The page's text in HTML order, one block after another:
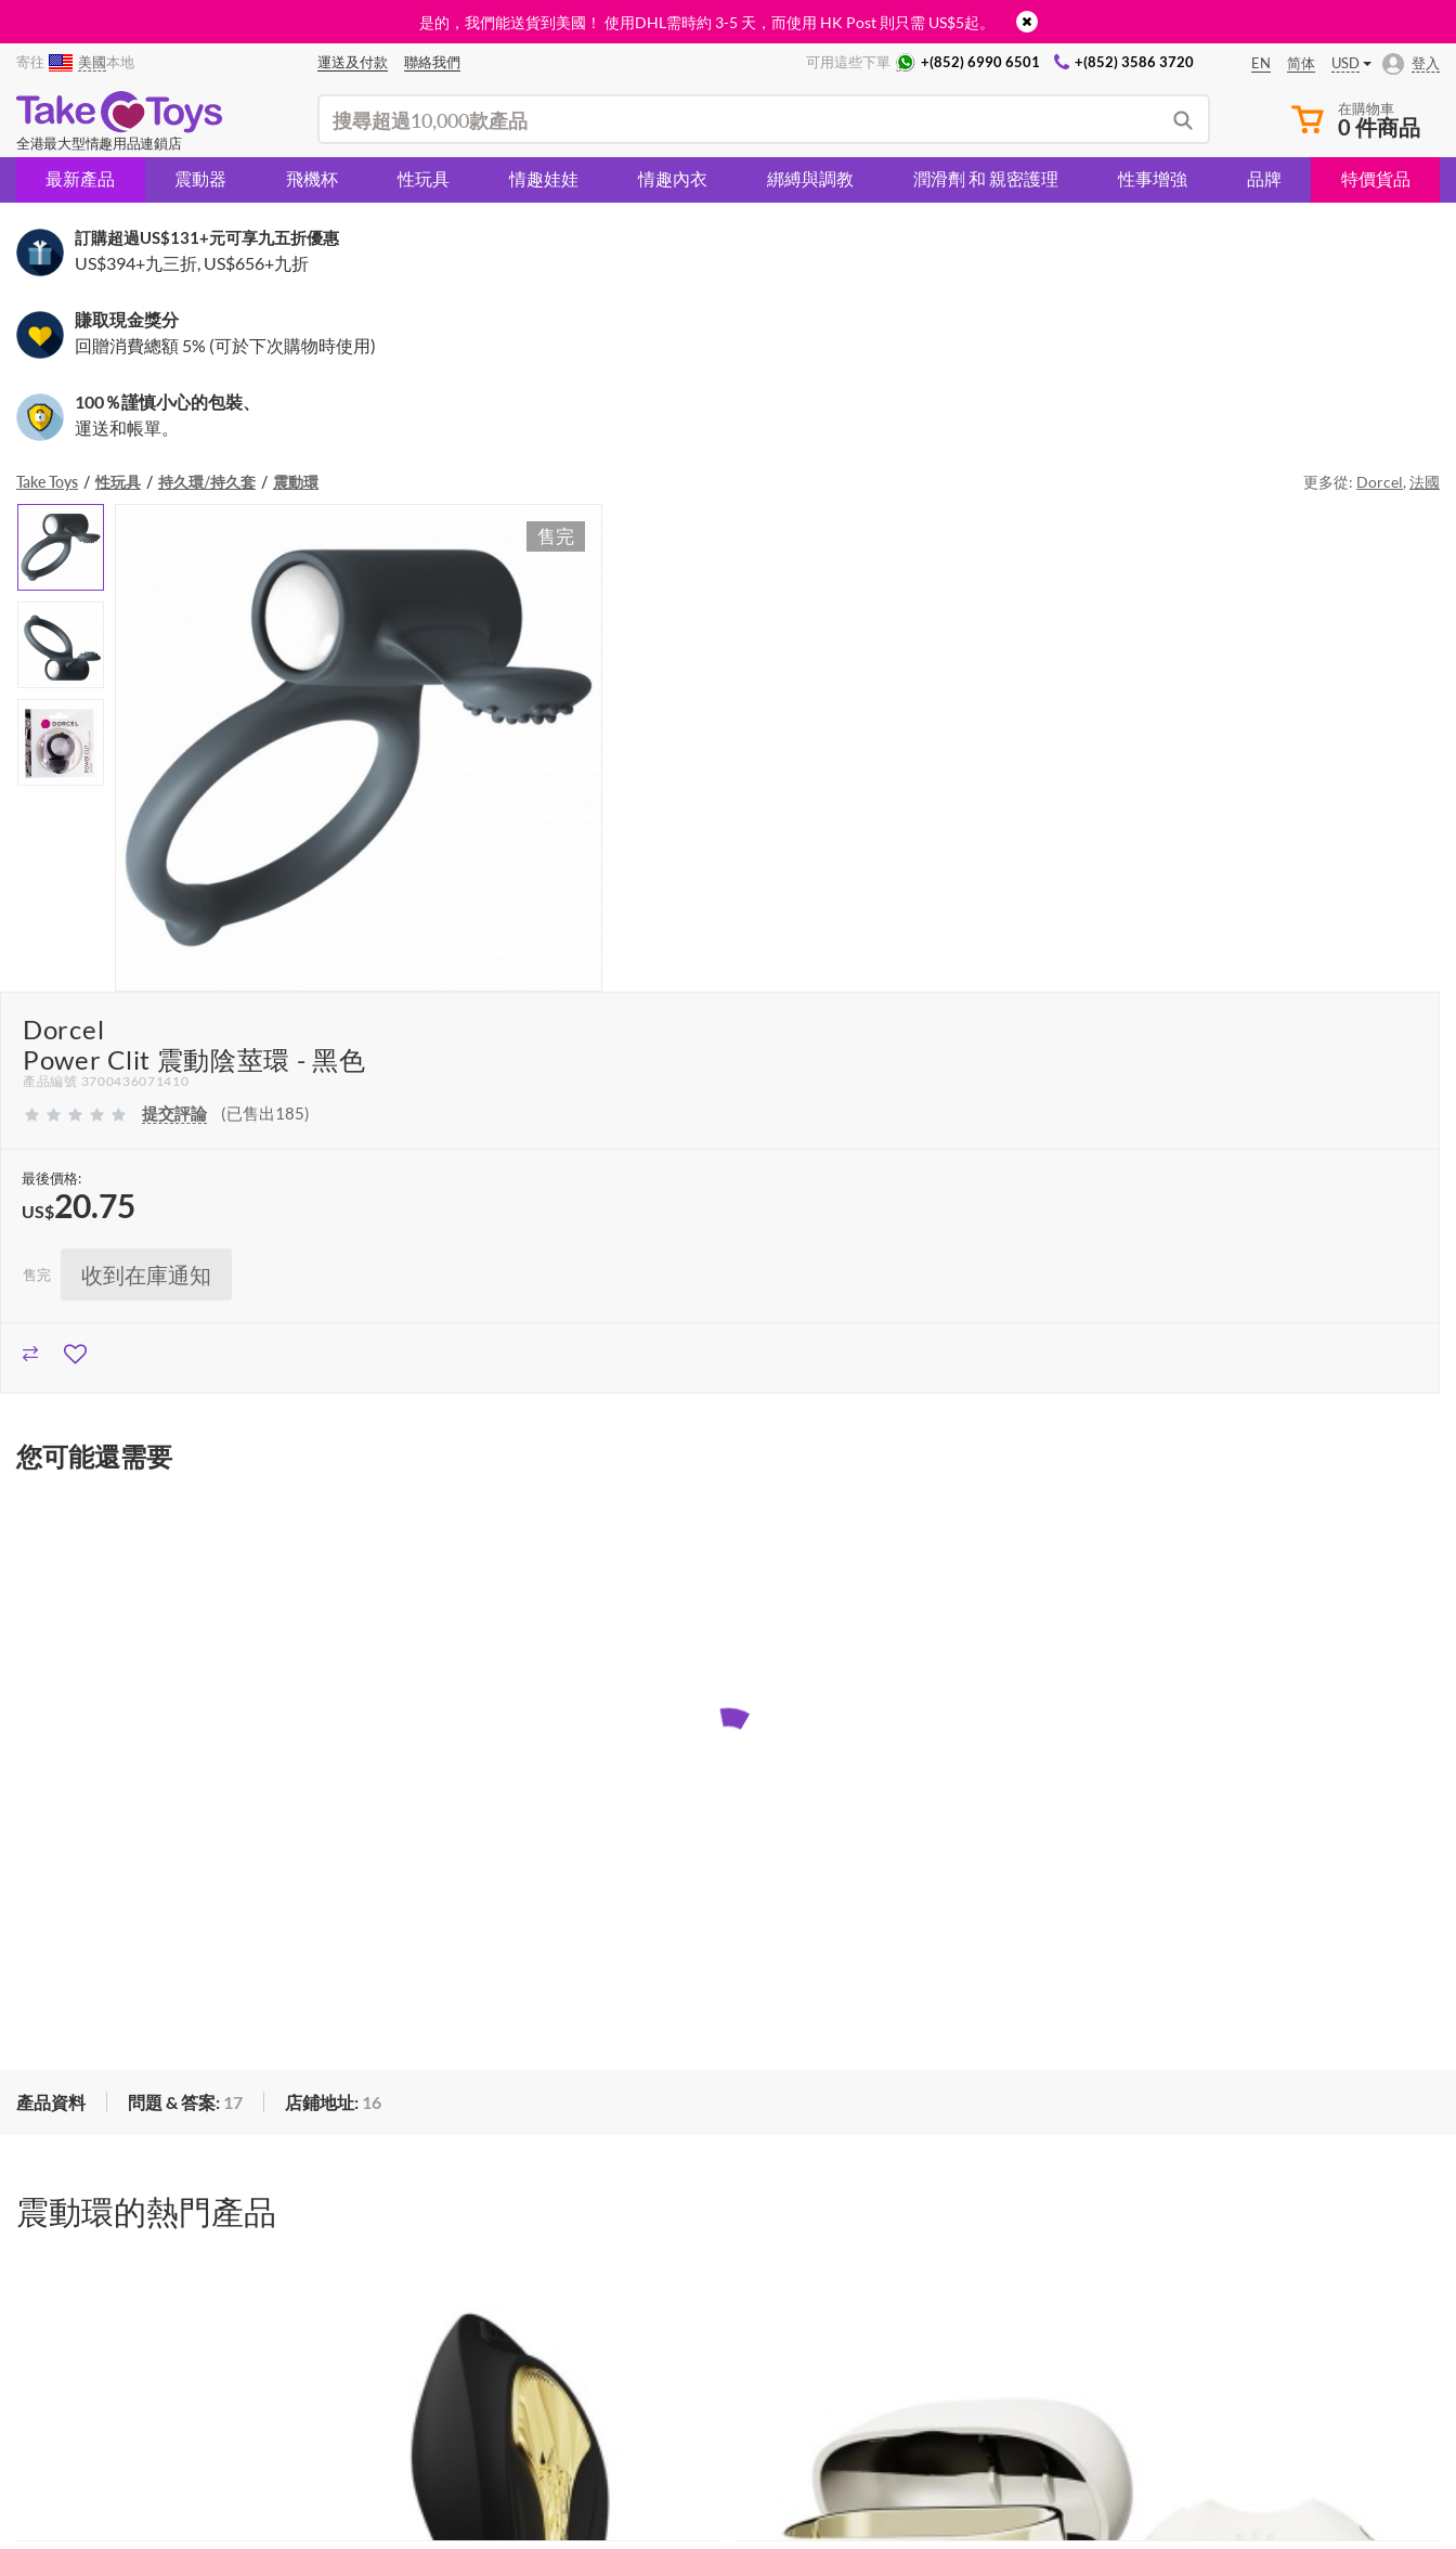
是的，我們能送貨到美國！ 使用DHL需時約 3-5 天，而使用 HK Post 則只需 US$5起。
寄往 美國本地 運送及付款 聯絡我們 可用這些下單 +(852) 6990 6501 +(852) 3586 3720 EN 简体 USD 登入
在購物車
0 件商品
全港最大型情趣用品連鎖店
最新產品 震動器 飛機杯 性玩具 情趣娃娃 情趣內衣 綁縛與調教 潤滑劑 和 親密護理 性事增強 品牌 特價貨品
訂購超過US$131+元可享九五折優惠
US$394+九三折, US$656+九折
賺取現金獎分
回贈消費總額 5% (可於下次購物時使用)
100％謹慎小心的包裝、
運送和帳單。
Take Toys 性玩具 持久環/持久套 震動環 更多從: Dorcel, 法國
Dorcel
Power Clit 震動陰莖環 - 黑色
產品編號 3700436071410
提交評論 (已售出185)
最後價格:
US$20.75
售完 收到在庫通知
您可能還需要
產品資料 問題 & 答案: 17 店鋪地址: 16
震動環的熱門產品